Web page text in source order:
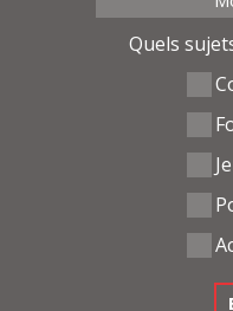
Quels